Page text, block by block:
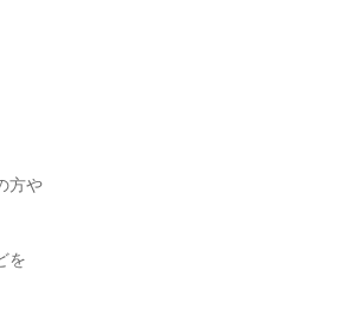
方や
を